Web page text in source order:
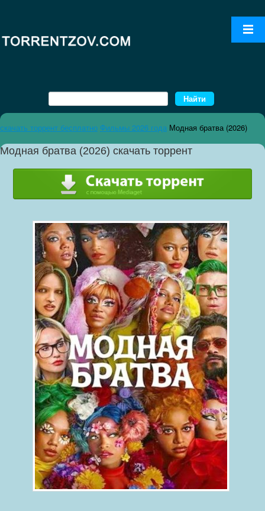
скачать торрент бесплатно Фильмы 2026 года Модная братва (2026)
Модная братва (2026) скачать торрент